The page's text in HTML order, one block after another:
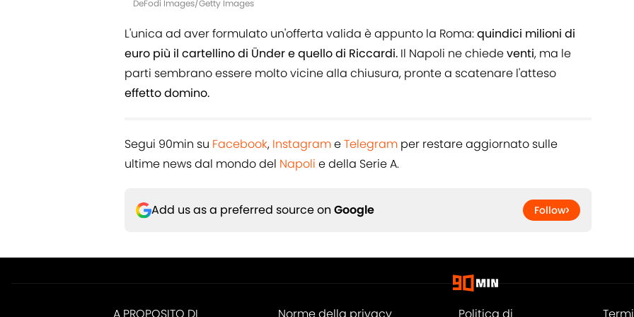
DeFodi Images/Getty Images
L'unica ad aver formulato un'offerta valida è appunto la Roma:quindici milioni di
euro più il cartellino di Ünder e quello di Riccardi. Il Napoli ne chiedeventi, ma le
parti sembrano essere molto vicine alla chiusura, pronte a scatenare l'atteso
effetto domino.
Segui 90min su Facebook, InstagrameTelegram per restare aggiornato sulle
ultime news dal mondo del Napoli e della Serie A.
Add us as a preferred source on Google Follow